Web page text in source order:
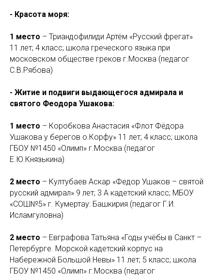
- Красота моря:
1 место – Триандофилиди Артём «Русский фрегат»
11 лет; 4 класс; школа греческого языка при
московском обществе греков г.Москва (педагог
С.В.Рябова)
- Житие и подвиги выдающегося адмирала и
святого Феодора Ушакова:
1 место – Коробкова Анастасия «Флот Фёдора
Ушакова у берегов о.Корфу» 11 лет; 4 класс; школа
ГБОУ №1450 «Олимп» г.Москва (педагог
Е.Ю.Князькина)
2 место – Култубаев Аскар «Федор Ушаков – святой
русский адмирал» 9 лет; 3 А кадетский класс; МБОУ
«СОШ№5» г. Кумертау: Башкирия (педагог Г.И.
Исламгуловна)
2 место – Евграфова Татьяна «Годы учёбы в Санкт –
Петербурге. Морской кадетский корпус на
Набережной Большой Невы» 11 лет; 5 класс; школа
ГБОУ №1450 «Олимп» г.Москва (педагог